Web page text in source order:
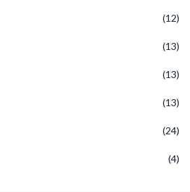
(12)
(13)
(13)
(13)
(24)
(4)